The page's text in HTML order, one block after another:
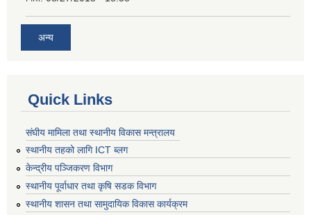
अन्य
Quick Links
संघीय मामिला तथा स्थानीय विकास मन्त्रालय
स्थानीय तहको लागि ICT ब्लग
केन्द्रीय पञ्जिकरण विभाग
स्थानीय पूर्वाधार तथा कृषि सडक विभाग
स्थानीय शासन तथा सामुदायिक विकास कार्यक्रम